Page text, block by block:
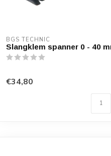
BGS TECHNIC
Slangklem spanner 0 - 40
€34,80